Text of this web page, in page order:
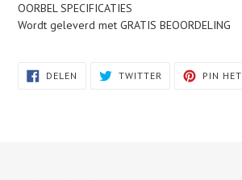
OORBEL SPECIFICATIES
Wordt geleverd met GRATIS BEOORDELING
DELEN DELEN
TWITTER TWITTEREN
OP
PIN HET